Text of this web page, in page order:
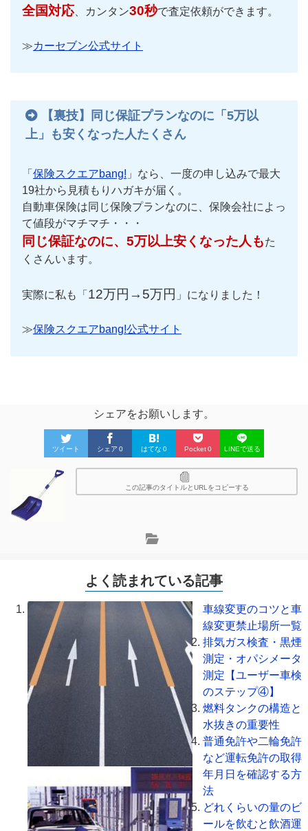
全国対応、カンタン30秒で査定依頼ができます。
≫カーセブン公式サイト
【裏技】同じ保証プランなのに「5万以
上」も安くなった人たくさん
「 保険スクエアbang! 」なら、一度の申し込みで最大
19社から見積もりハガキが届く。
自動車保険は同じ保険プランなのに、保険会社によっ
て値段がマチマチ・・・
同じ保証なのに、5万以上安くなった人もた
くさんいます。
実際に私も「 12万円→5万円 」になりました！
≫保険スクエアbang!公式サイト
シェアをお願いします。
ツイート シェア 0 はてな 0 Pocket0 LINEで送る
この記事のタイトルとURLをコピーする
よく読まれている記事
車線変更のコツと車
線変更禁止場所一覧
排気ガス検査・黒煙
測定・オパシメータ
測定【ユーザー車検
のステップ④】
燃料タンクの構造と
水抜きの重要性
普通免許や二輪免許
など運転免許の取得
年月日を確認する方
法
どれくらいの量のビ
ールを飲むと飲酒運